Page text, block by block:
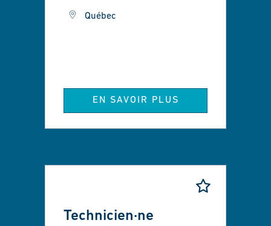
Tramway de Québec
Québec
EN SAVOIR PLUS
Technicien·ne